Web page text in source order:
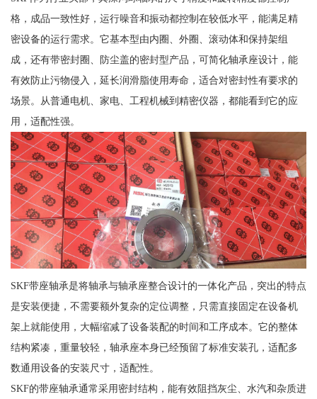
格，成品一致性好，运行噪音和振动都控制在较低水平，能满足精
密设备的运行需求。它基本型由内圈、外圈、滚动体和保持架组
成，还有带密封圈、防尘盖的密封型产品，可简化轴承座设计，能
有效防止污物侵入，延长润滑脂使用寿命，适合对密封性有要求的
场景。从普通电机、家电、工程机械到精密仪器，都能看到它的应
用，适配性强。
SKF带座轴承是将轴承与轴承座整合设计的一体化产品，突出的特点
是安装便捷，不需要额外复杂的定位调整，只需直接固定在设备机
架上就能使用，大幅缩减了设备装配的时间和工序成本。它的整体
结构紧凑，重量较轻，轴承座本身已经预留了标准安装孔，适配多
数通用设备的安装尺寸，适配性。
SKF的带座轴承通常采用密封结构，能有效阻挡灰尘、水汽和杂质进